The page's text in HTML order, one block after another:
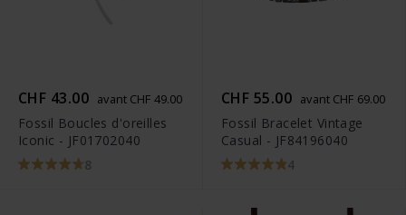
CHF 43.00 avant CHF 49.00
Fossil Boucles d'oreilles
Iconic - JF01702040
8
CHF 55.00 avant CHF 69.00
Fossil Bracelet Vintage
Casual - JF84196040
4